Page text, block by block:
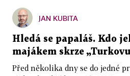
JAN KUBITA
Hledá se papaláš. Kdo
majákem skrze
Před několika dny se do jedné